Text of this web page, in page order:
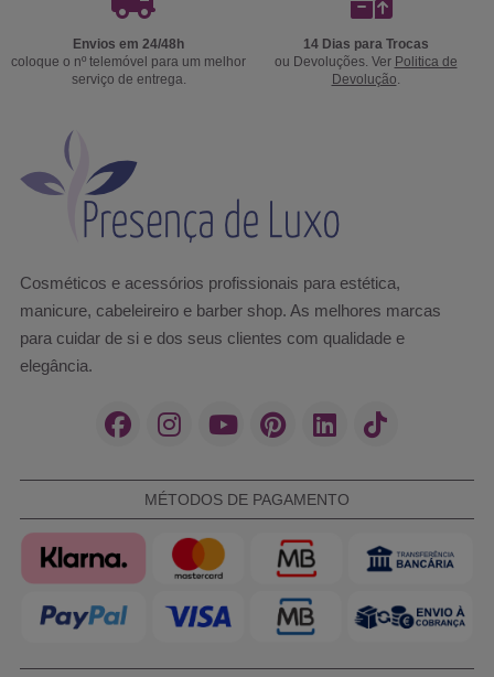
Envios em 24/48h
coloque o nº telemóvel para um melhor
serviço de entrega.
14 Dias para Trocas
ou Devoluções. Ver Politica de
Devolução
Cosméticos e acessórios profissionais para estética,
manicure, cabeleireiro e barber shop. As melhores marcas
para cuidar de si e dos seus clientes com qualidade e
elegância.
MÉTODOS DE PAGAMENTO